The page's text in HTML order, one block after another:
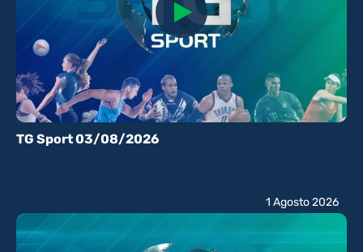
TG Sport 03/08/2026
1 Agosto 2026